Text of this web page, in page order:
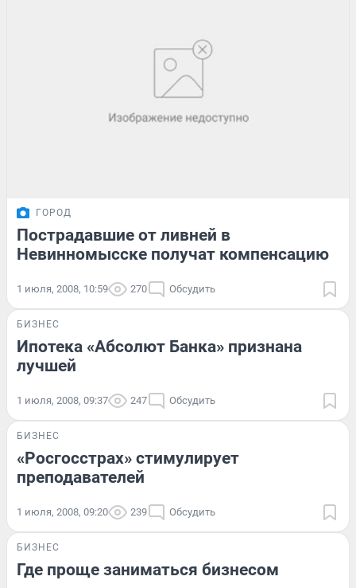
ГОРОД
Пострадавшие от ливней в
Невинномысске получат компенсацию
1 июля, 2008, 10:59 270 Обсудить
БИЗНЕС
Ипотека «Абсолют Банка» признана
лучшей
1 июля, 2008, 09:37 247 Обсудить
БИЗНЕС
«Росгосстрах» стимулирует
преподавателей
1 июля, 2008, 09:20 239 Обсудить
БИЗНЕС
Где проще заниматься бизнесом